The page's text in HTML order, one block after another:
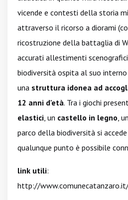
vicende e contesti della storia
attraverso il ricorso a diorami
ricostruzione della battaglia di
accurati allestimenti
biodiversità ospita al suo interno
una struttura idonea ad
12 anni d'età. Tra i giochi
elastici, un castello in legno, un
parco della biodiversità si
qualunque punto è possibile
link utili:
http://